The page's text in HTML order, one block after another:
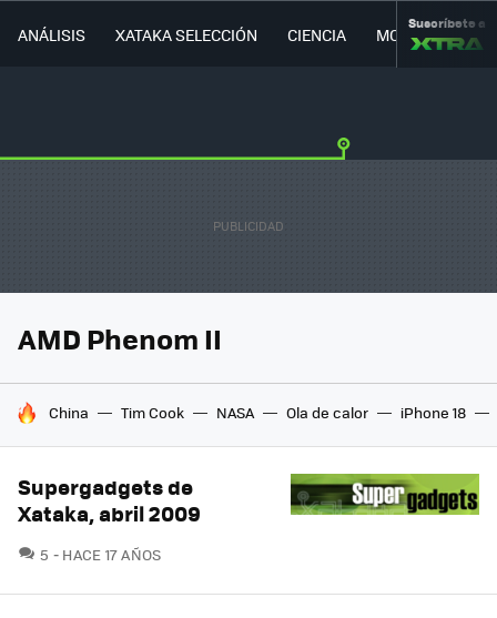
ANÁLISIS XATAKA SELECCIÓN CIENCIA MOVILIDAD
Suscríbete a
AMD Phenom II
HOY SE HABLA DE
China Tim Cook NASA Ola de calor iPhone 18
Supergadgets de
Xataka, abril 2009
5 COMENTARIOS
HACE 17 AÑOS